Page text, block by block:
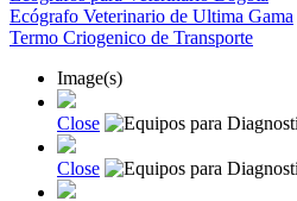
Ecógrafo Veterinario de Ultima Gama
Termo Criogenico de Transporte
Image(s)
Close
Close